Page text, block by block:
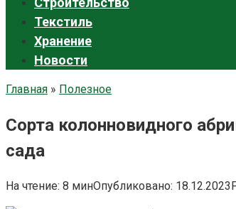
Текстиль
Хранение
Новости
Главная » Полезное
Сорта колонновидного
сада
На чтение: 8 минОпубликовано: 18.12.2023